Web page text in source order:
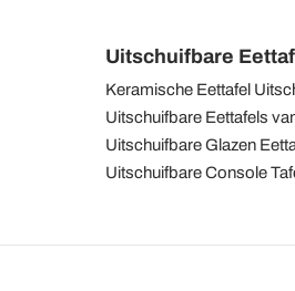
Uitschuifbare
Keramische Eettafel
Uitschuifbare Eettafels
Uitschuifbare Glazen
Uitschuifbare Console